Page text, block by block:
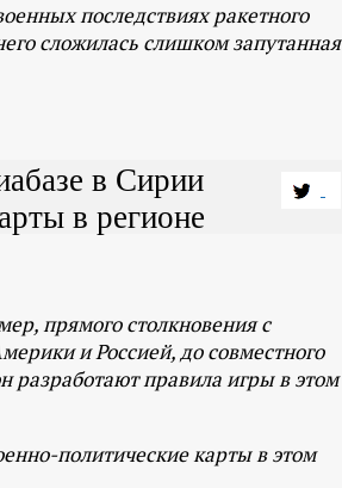
последствиях ракетного
сложилась слишком запутанная
в Сирии
в регионе
прямого столкновения с
и Россией, до совместного
правила игры в этом
политические карты в этом